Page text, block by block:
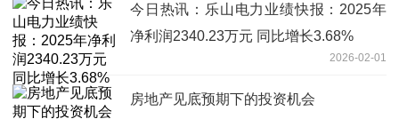
今日热讯：乐山电力业绩快报：2025年
净利润2340.23万元 同比增长3.68%
2026-02-01
房地产见底预期下的投资机会